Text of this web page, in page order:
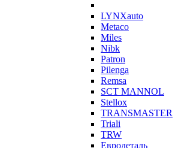
LYNXauto
Metaco
Miles
Nibk
Patron
Pilenga
Remsa
SCT MANNOL
Stellox
TRANSMASTER
Triali
TRW
Евродеталь